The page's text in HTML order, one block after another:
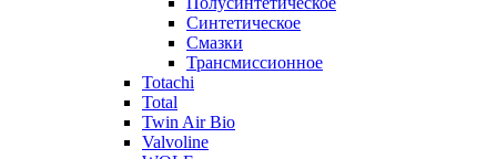
Синтетическое
Смазки
Трансмиссионное
Totachi
Total
Twin Air Bio
Valvoline